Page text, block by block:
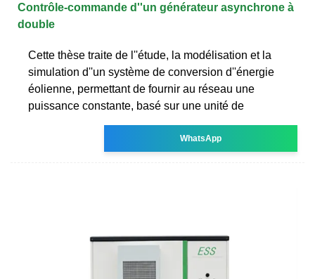
Contrôle-commande d''un générateur asynchrone à
double
Cette thèse traite de l''étude, la modélisation et la
simulation d''un système de conversion d''énergie
éolienne, permettant de fournir au réseau une
puissance constante, basé sur une unité de
WhatsApp